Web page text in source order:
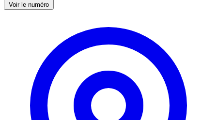
Voir le numéro